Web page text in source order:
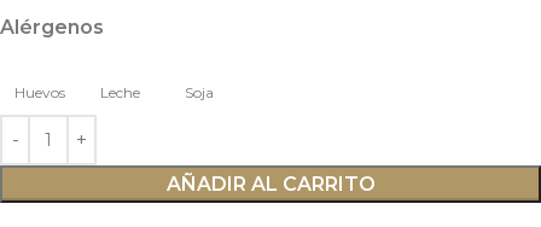
Alérgenos
Huevos Leche Soja
AÑADIR AL CARRITO